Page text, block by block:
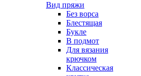
Вид пряжи
Без ворса
Блестящая
Букле
В подмот
Для вязания
крючком
Классическая